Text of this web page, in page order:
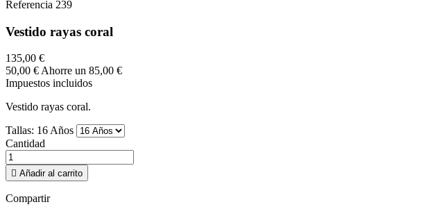
Referencia 239
Vestido rayas coral
135,00 €
50,00 €Ahorre un 85,00 €
Impuestos incluidos
Vestido rayas coral.
Tallas: 16 Años
Cantidad
 Añadir al carrito
Compartir